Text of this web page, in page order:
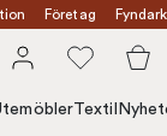
Företag
Textil